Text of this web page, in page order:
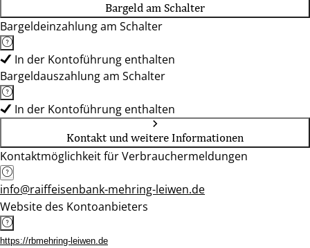
Bargeld am Schalter
Bargeldeinzahlung am Schalter
In der Kontoführung enthalten
Bargeldauszahlung am Schalter
In der Kontoführung enthalten
Kontakt und weitere Informationen
Kontaktmöglichkeit für Verbrauchermeldungen
info@raiffeisenbank-mehring-leiwen.de
Website des Kontoanbieters
https://rbmehring-leiwen.de